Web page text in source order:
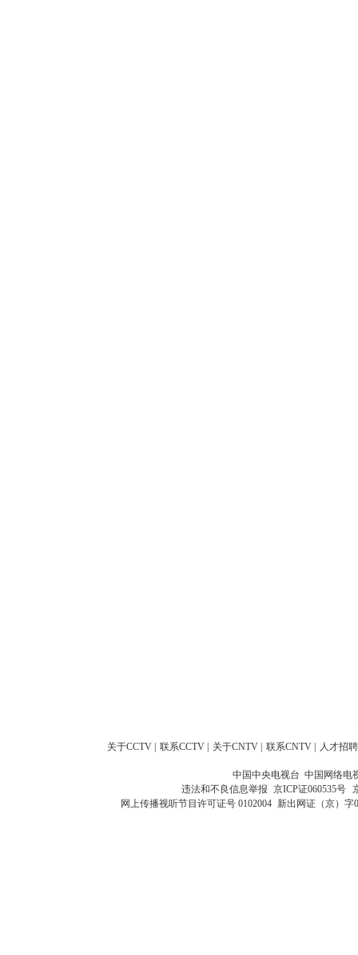
关于CCTV 联系CCTV 关于CNTV 联系CNTV 人才招聘
中国中央电视台 中国网络电
违法和不良信息举报 京ICP证060535号
网上传播视听节目许可证号 0102004 新出网证（京）